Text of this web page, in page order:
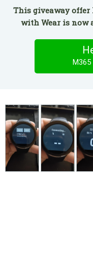
This giveaway offer
with Wear is now